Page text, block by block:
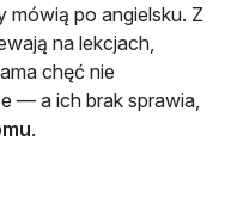
mówią po angielsku. Z
na lekcjach,
chęć nie
— a ich brak sprawia,
.